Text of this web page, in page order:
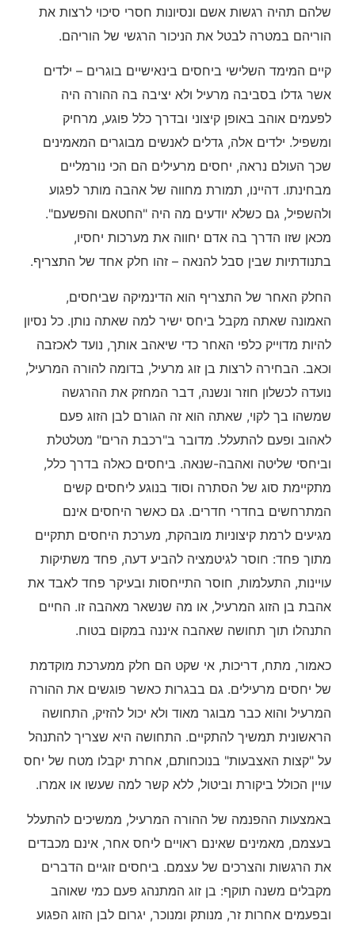
שלהם תהיה רגשות אשם ונסיונות חסרי סיכוי לרצות את
הוריהם במטרה לבטל את הניכור הרגשי של הוריהם.
קיים המימד השלישי ביחסים בינאישיים בוגרים – ילדים
אשר גדלו בסביבה מרעיל ולא יציבה בה ההורה היה
לפעמים אוהב באופן קיצוני ובדרך כלל פוגע, מרחיק
ומשפיל. ילדים אלה, גדלים לאנשים מבוגרים המאמינים
שכך העולם נראה, יחסים מרעילים הם הכי נורמליים
מבחינתו. דהיינו, תמורת מחווה של אהבה מותר לפגוע
ולהשפיל, גם כשלא יודעים מה היה "החטאם והפשעם".
מכאן שזו הדרך בה אדם יחווה את מערכות יחסיו,
בתנודתיות שבין סבל להנאה – זהו חלק אחד של התצריף.
החלק האחר של התצריף הוא הדינמיקה שביחסים,
האמונה שאתה מקבל ביחס ישיר למה שאתה נותן. כל נסיון
להיות מדוייק כלפי האחר כדי שיאהב אותך, נועד לאכזבה
וכאב. הבחירה לרצות בן זוג מרעיל, בדומה להורה המרעיל,
נועדה לכשלון חוזר ונשנה, דבר המחזק את ההרגשה
שמשהו בך לקוי, שאתה הוא זה הגורם לבן הזוג פעם
לאהוב ופעם להתעלל. מדובר ב"רכבת הרים" מטלטלת
וביחסי שליטה ואהבה-שנאה. ביחסים כאלה בדרך כלל,
מתקיימת סוג של הסתרה וסוד בנוגע ליחסים קשים
המתרחשים בחדרי חדרים. גם כאשר היחסים אינם
מגיעים לרמת קיצוניות מובהקת, מערכת היחסים תתקיים
מתוך פחד: חוסר לגיטמציה להביע דעה, פחד משתיקות
עויינות, התעלמות, חוסר התייחסות ובעיקר פחד לאבד את
אהבת בן הזוג המרעיל, או מה שנשאר מאהבה זו. החיים
התנהלו תוך תחושה שאהבה איננה במקום בטוח.
כאמור, מתח, דריכות, אי שקט הם חלק ממערכת מוקדמת
של יחסים מרעילים. גם בבגרות כאשר פוגשים את ההורה
המרעיל והוא כבר מבוגר מאוד ולא יכול להזיק, התחושה
הראשונית תמשיך להתקיים. התחושה היא שצריך להתנהל
על "קצות האצבעות" בנוכחותם, אחרת יקבלו מטח של יחס
עויין הכולל ביקורת וביטול, ללא קשר למה שעשו או אמרו.
באמצעות ההפנמה של ההורה המרעיל, ממשיכים להתעלל
בעצמם, מאמינים שאינם ראויים ליחס אחר, אינם מכבדים
את הרגשות והצרכים של עצמם. ביחסים זוגיים הדברים
מקבלים משנה תוקף: בן זוג המתנהג פעם כמי שאוהב
ובפעמים אחרות זר, מנותק ומנוכר, יגרום לבן הזוג הפגוע